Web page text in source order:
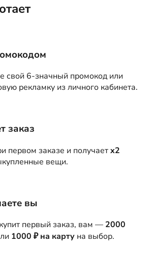
свой 6-значный промокод или
рекламку из личного кабинета.
заказ
первом заказе и получаетx2
вещи.
вы
первый заказ, вам — 2000
1000 ₽ на карту на выбор.